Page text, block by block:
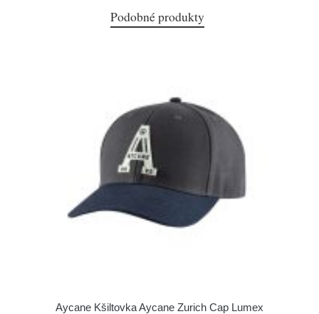
Podobné produkty
Aycane Kšiltovka Aycane Zurich Cap Lumex